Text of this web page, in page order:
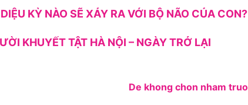
KỲ NÀO SẼ XẢY RA VỚI BỘ NÃO CỦA CON?
KHUYẾT TẬT HÀ NỘI – NGÀY TRỞ LẠI